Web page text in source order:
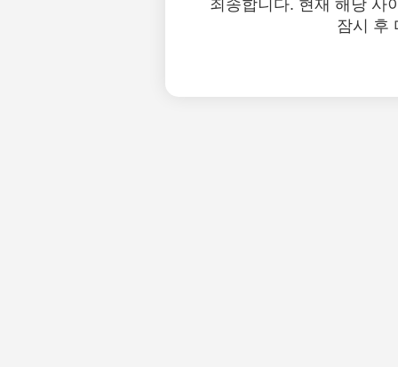
죄송합니다. 현재 해당 사
잠시 후